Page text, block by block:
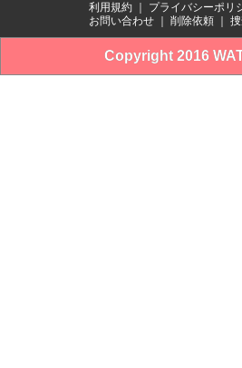
利用規約 プライバシーポリ
お問い合わせ
削除依頼
Copyright 2016